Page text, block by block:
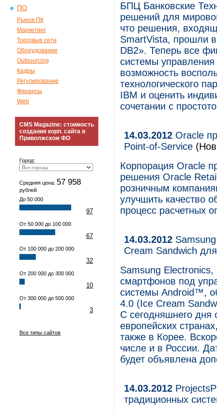
ПО
Рынок ПК
Маркетинг
Торговые сети
Оборудование
Outsourcing
Кадры
Регулирование
Финансы
Web
CMS Magazine: стоимость
создания корп. сайта в
Приволжском ФО
Город:
Средняя цена: 57 958
рублей
До 50 000
97
От 50 000 до 100 000
67
От 100 000 до 200 000
32
От 200 000 до 300 000
10
От 300 000 до 500 000
3
Все типы сайтов
БПЦ Банковские
решений для
что решения,
SmartVista, прошли
DB2». Теперь все
системы
возможность
технологического
IBM и оценить
сочетании с
14.03.2012 Oracle
Point-of-Service
Корпорация Oracle
решения Oracle
розничным
улучшить качество
процесс расчетных
14.03.2012
Cream Sandwich
Samsung
смартфонов под
системы Android™,
4.0 (Ice Cream
С сегодняшнего дня
европейских
также в Корее.
числе и в России.
будет объявлена
14.03.2012
традиционных